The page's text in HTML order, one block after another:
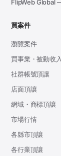
FlipWeb Global
買案件
瀏覽案件
買事業・被動收入
社群帳號頂讓
店面頂讓
網域・商標頂讓
市場行情
各縣市頂讓
各行業頂讓